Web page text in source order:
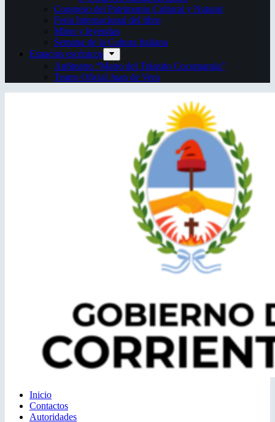
Congreso del Patrimonio Cultural y Natural
Feria Internacional del libro
Mitos y leyendas
Semana de la Cultura Italiana
Espacios escénicos
Anfiteatro “Mario del Tránsito Cocomarola”
Teatro Oficial Juan de Vera
Inicio
Contactos
Autoridades